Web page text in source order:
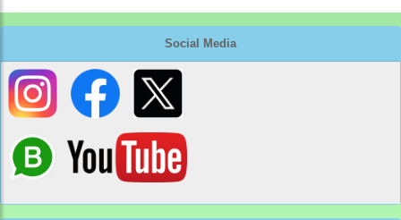
Social Media